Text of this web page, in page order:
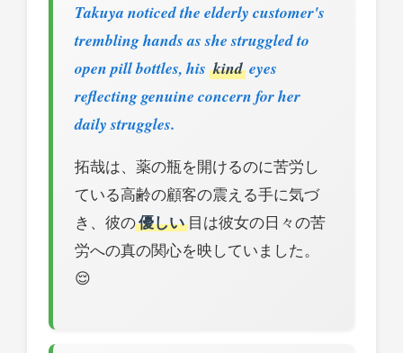
Takuya noticed the elderly customer's
trembling hands as she struggled to
open pill bottles, his kind eyes
reflecting genuine concern for her
daily struggles.
拓哉は、薬の瓶を開けるのに苦労し
ている高齢の顧客の震える手に気づ
き、彼の優しい目は彼女の日々の苦
労への真の関心を映していました。
😌